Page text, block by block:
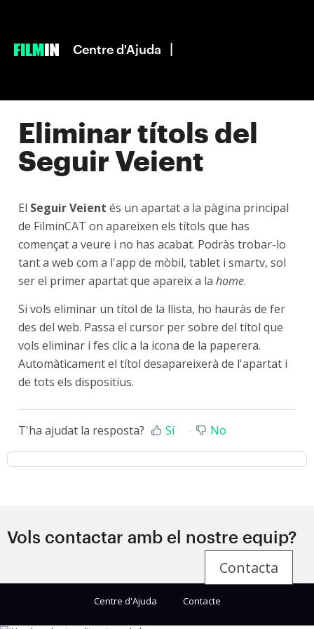
|
Centre d'Ajuda
Eliminar títols del
Seguir Veient
El Seguir Veient és un apartat a la pàgina principal
de FilminCAT on apareixen els títols que has
començat a veure i no has acabat. Podràs trobar-lo
tant a web com a l'app de mòbil, tablet i smartv, sol
ser el primer apartat que apareix a la home.
Si vols eliminar un títol de la llista, ho hauràs de fer
des del web. Passa el cursor per sobre del títol que
vols eliminar i fes clic a la icona de la paperera.
Automàticament el títol desapareixerà de l'apartat i
de tots els dispositius.
T'ha ajudat la resposta? Sí No
Vols contactar amb el nostre equip?
Contacta
Centre d'Ajuda Contacte